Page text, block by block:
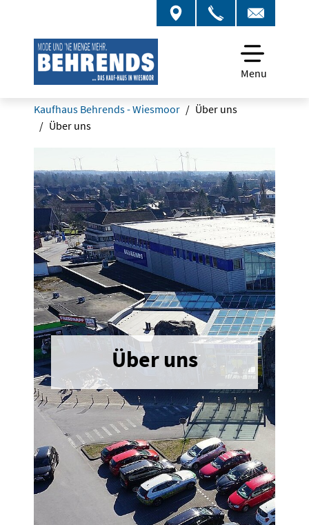
Menu
Kaufhaus Behrends - Wiesmoor
Über uns
Über uns
Über uns